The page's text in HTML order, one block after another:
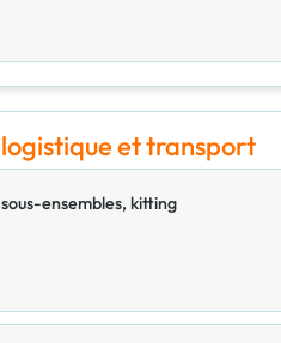
et transport
ensembles, kitting